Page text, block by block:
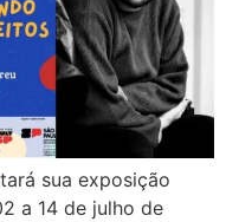
sua exposição
a 14 de julho de